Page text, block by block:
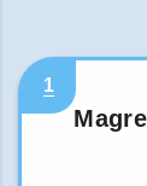
1